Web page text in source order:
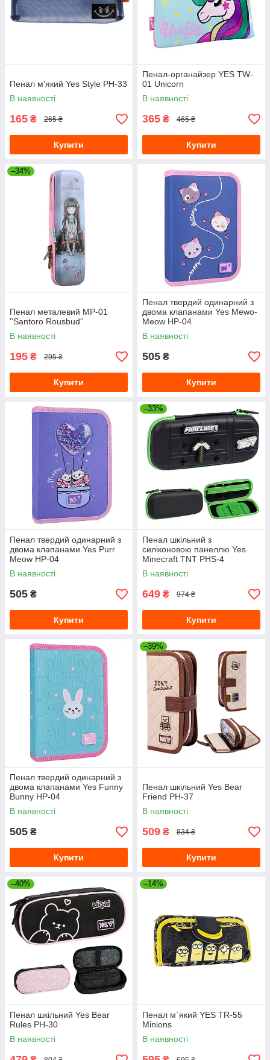
Пенал м'який Yes Style PH-33
В наявності
165 ₴ 265 ₴
Купити
Пенал-органайзер YES TW-
01 Unicorn
В наявності
365 ₴ 465 ₴
Купити
–34%
Пенал металевий MP-01
''Santoro Rousbud''
В наявності
195 ₴ 295 ₴
Купити
Пенал твердий одинарний з
двома клапанами Yes Mewo-
Meow HP-04
В наявності
505 ₴
Купити
Пенал твердий одинарний з
двома клапанами Yes Purr
Meow HP-04
В наявності
505 ₴
Купити
–33%
Пенал шкільний з
силіконовою панеллю Yes
Minecraft TNT PHS-4
В наявності
649 ₴ 974 ₴
Купити
Пенал твердий одинарний з
двома клапанами Yes Funny
Bunny HP-04
В наявності
505 ₴
Купити
–39%
Пенал шкільний Yes Bear
Friend PH-37
В наявності
509 ₴ 834 ₴
Купити
–40%
Пенал шкільний Yes Bear
Rules PH-30
В наявності
–14%
Пенал м`який YES TR-55
Minions
В наявності